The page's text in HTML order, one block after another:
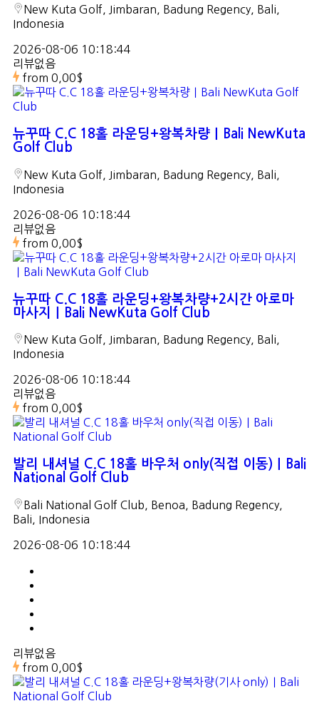
New Kuta Golf, Jimbaran, Badung Regency, Bali,
Indonesia
2026-08-06 10:18:44
리뷰없음
from 0,00$
뉴꾸따 C.C 18홀 라운딩+왕복차량｜Bali NewKuta
Golf Club
New Kuta Golf, Jimbaran, Badung Regency, Bali,
Indonesia
2026-08-06 10:18:44
리뷰없음
from 0,00$
뉴꾸따 C.C 18홀 라운딩+왕복차량+2시간 아로마
마사지｜Bali NewKuta Golf Club
New Kuta Golf, Jimbaran, Badung Regency, Bali,
Indonesia
2026-08-06 10:18:44
리뷰없음
from 0,00$
발리 내셔널 C.C 18홀 바우처 only(직접 이동)｜Bali
National Golf Club
Bali National Golf Club, Benoa, Badung Regency,
Bali, Indonesia
2026-08-06 10:18:44
리뷰없음
from 0,00$